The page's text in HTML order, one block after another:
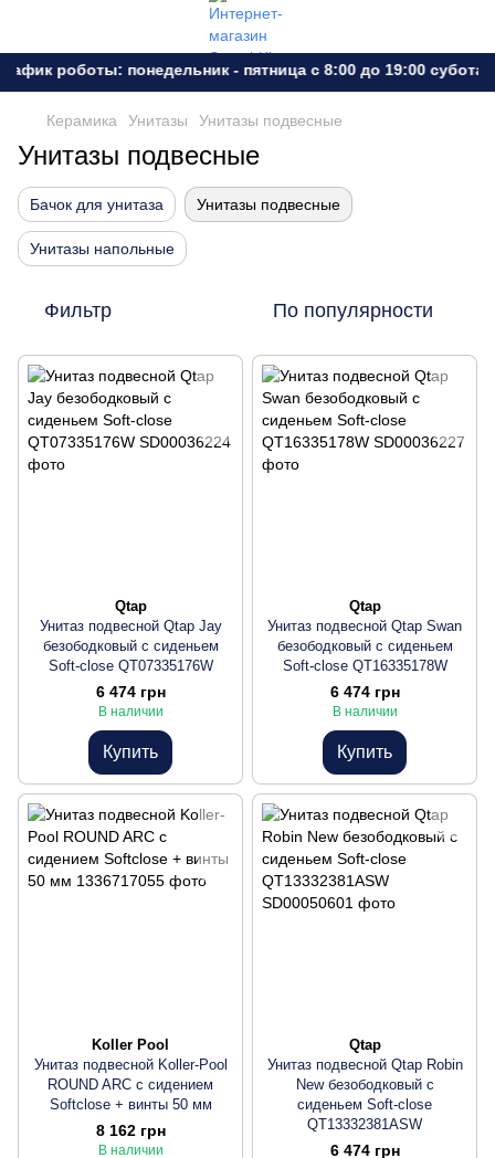
роботы: понедельник - пятница с 8:00 до 19:00 субота -
Керамика Унитазы Унитазы подвесные
Унитазы подвесные
Бачок для унитаза Унитазы подвесные
Унитазы напольные
Фильтр По популярности
Qtap
Унитаз подвесной Qtap Jay
безободковый с сиденьем
Soft-close QT07335176W
6 474 грн
В наличии
Купить
Qtap
Унитаз подвесной Qtap Swan
безободковый с сиденьем
Soft-close QT16335178W
6 474 грн
В наличии
Купить
Koller Pool
Унитаз подвесной Koller-Pool
ROUND ARC с сидением
Softclose + винты 50 мм
8 162 грн
В наличии
Qtap
Унитаз подвесной Qtap Robin
New безободковый с
сиденьем Soft-close
QT13332381АSW
6 474 грн